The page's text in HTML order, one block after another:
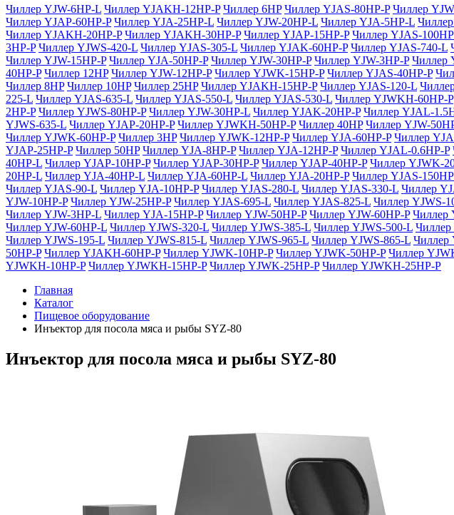
Чиллер YJW-6HP-L Чиллер YJAKH-12HP-P Чиллер 6HP Чиллер YJAS-80HP-P Чиллер
Чиллер YJAP-60HP-P Чиллер YJA-25HP-L Чиллер YJW-20HP-L Чиллер YJA-5HP-L
Чиллер YJAKH-20HP-P Чиллер YJAKH-30HP-P Чиллер YJAP-15HP-P Чиллер YJAS-
3HP-P Чиллер YJWS-420-L Чиллер YJAS-305-L Чиллер YJAK-60HP-P Чиллер YJAS-740-L
Чиллер YJW-15HP-P Чиллер YJA-50HP-P Чиллер YJW-30HP-P Чиллер YJW-3HP-P Чиллер
40HP-P Чиллер 12HP Чиллер YJW-12HP-P Чиллер YJWK-15HP-P Чиллер YJAS-40HP-P
Чиллер 8HP Чиллер 10HP Чиллер 25HP Чиллер YJAKH-15HP-P Чиллер YJAS-120-L
225-L Чиллер YJAS-635-L Чиллер YJAS-550-L Чиллер YJAS-530-L Чиллер YJWKH-60HP-P
2HP-P Чиллер YJWS-80HP-P Чиллер YJW-30HP-L Чиллер YJAK-20HP-P Чиллер YJAL-
YJWS-635-L Чиллер YJAP-20HP-P Чиллер YJWKH-50HP-P Чиллер 40HP Чиллер YJW-
Чиллер YJWK-60HP-P Чиллер 3HP Чиллер YJWK-12HP-P Чиллер YJA-60HP-P Чиллер
YJAP-25HP-P Чиллер 50HP Чиллер YJA-8HP-P Чиллер YJA-12HP-P Чиллер YJAL-0.6HP-P
40HP-L Чиллер YJAP-10HP-P Чиллер YJAP-30HP-P Чиллер YJAP-40HP-P Чиллер YJWK-
20HP-L Чиллер YJA-40HP-L Чиллер YJA-60HP-L Чиллер YJA-20HP-P Чиллер YJAS-
Чиллер YJAS-90-L Чиллер YJA-10HP-P Чиллер YJAS-280-L Чиллер YJAS-330-L Чиллер
YJW-10HP-P Чиллер YJW-25HP-P Чиллер YJAS-695-L Чиллер YJAS-825-L Чиллер YJWS-
Чиллер YJW-3HP-L Чиллер YJA-15HP-P Чиллер YJW-50HP-P Чиллер YJW-60HP-P Чиллер
Чиллер YJW-60HP-L Чиллер YJWS-320-L Чиллер YJWS-385-L Чиллер YJWS-500-L Чиллер
Чиллер YJWS-195-L Чиллер YJWS-815-L Чиллер YJWS-965-L Чиллер YJWS-865-L Чиллер
50HP-P Чиллер YJAKH-60HP-P Чиллер YJWK-10HP-P Чиллер YJWK-50HP-P Чиллер
YJWKH-10HP-P Чиллер YJWKH-15HP-P Чиллер YJWK-25HP-P Чиллер YJWKH-25HP-P
Главная
Каталог
Пищевое оборудование
Инъектор для посола мяса и рыбы SYZ-80
Инъектор для посола мяса и рыбы SYZ-80